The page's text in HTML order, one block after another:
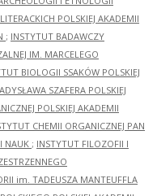
POLSKIEJ AKADEMII
; INSTYTUT BADAWCZY
IM. MARCELEGO
BIOLOGII SSAKÓW POLSKIEJ
SZAFERA POLSKIEJ
POLSKIEJ AKADEMII
CHEMII ORGANICZNEJ PAN
NAUK ; INSTYTUT FILOZOFII I
im. TADEUSZA MANTEUFFLA